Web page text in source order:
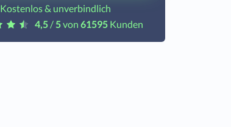
Kostenlos & unverbindlich
4,5/5von 61595Kunden